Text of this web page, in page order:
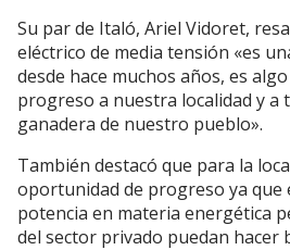
Su par de Italó, Ariel Vidoret,
eléctrico de media tensión «es
desde hace muchos años, es
progreso a nuestra localidad y a
ganadera de nuestro pueblo».
También destacó que para la
oportunidad de progreso ya que
potencia en materia energética
del sector privado puedan hacer